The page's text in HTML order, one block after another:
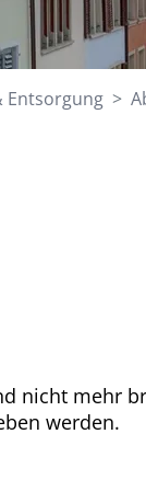
Entsorgung
nicht mehr
werden.